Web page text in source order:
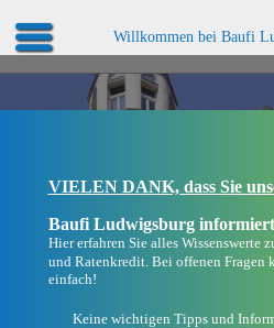
Willkommen bei Baufi
VIELEN DANK, dass Sie
Baufi Ludwigsburg
Hier erfahren Sie alles Wissenswerte
und Ratenkredit. Bei offenen Fragen
einfach!
Keine wichtigen Tipps und